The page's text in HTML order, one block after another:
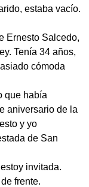
estaba vacío.
Ernesto Salcedo,
Tenía 34 años,
cómoda
que había
aniversario de la
y yo
de San
invitada.
frente.